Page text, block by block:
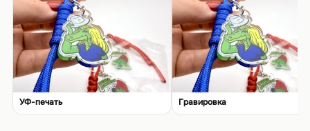
УФ-печать Гравировка